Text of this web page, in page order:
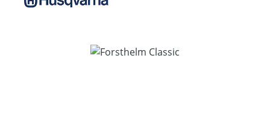
Bildergalerie überspringen